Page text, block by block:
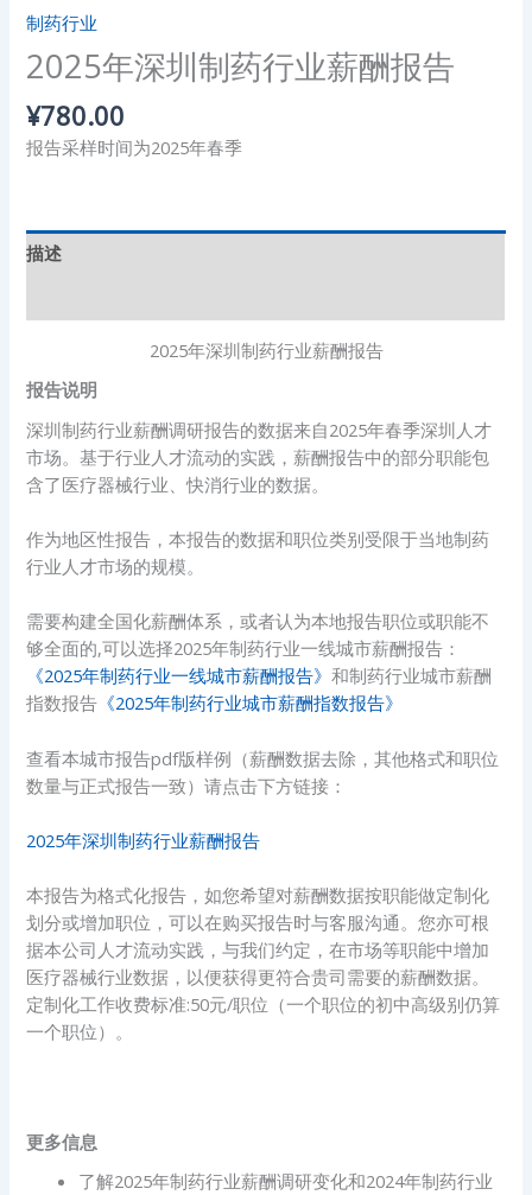
制药行业
2025年深圳制药行业薪酬报告
¥780.00
报告采样时间为2025年春季
描述
2025年深圳制药行业薪酬报告
报告说明
深圳制药行业薪酬调研报告的数据来自2025年春季深圳人才
市场。基于行业人才流动的实践，薪酬报告中的部分职能包
含了医疗器械行业、快消行业的数据。
作为地区性报告，本报告的数据和职位类别受限于当地制药
行业人才市场的规模。
需要构建全国化薪酬体系，或者认为本地报告职位或职能不
够全面的,可以选择2025年制药行业一线城市薪酬报告：
《2025年制药行业一线城市薪酬报告》和制药行业城市薪酬
指数报告 《2025年制药行业城市薪酬指数报告》
查看本城市报告pdf版样例（薪酬数据去除，其他格式和职位
数量与正式报告一致）请点击下方链接：
2025年深圳制药行业薪酬报告
本报告为格式化报告，如您希望对薪酬数据按职能做定制化
划分或增加职位，可以在购买报告时与客服沟通。您亦可根
据本公司人才流动实践，与我们约定，在市场等职能中增加
医疗器械行业数据，以便获得更符合贵司需要的薪酬数据。
定制化工作收费标准:50元/职位（一个职位的初中高级别仍算
一个职位）。
更多信息
了解2025年制药行业薪酬调研变化和2024年制药行业